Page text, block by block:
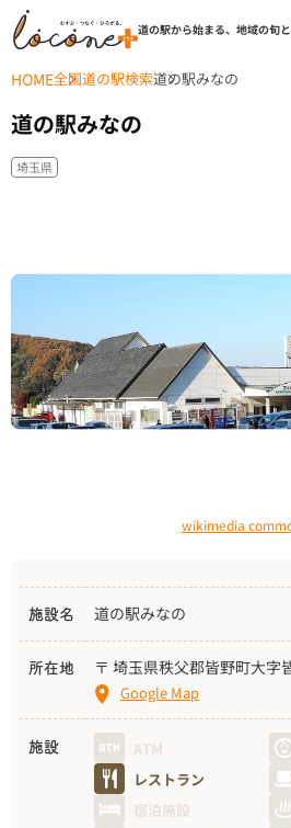
道の駅から始まる、地域の旬
HOME全国道の駅検索道の駅みなの
道の駅みなの
埼玉県
wikimedia
施設名 道の駅みなの
所在地 〒 埼玉県秩父郡皆野町大字
Google Map
施設 ATM
レストラン
宿泊施設